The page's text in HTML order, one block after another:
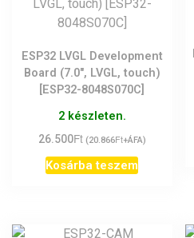
ESP32 LVGL Development
Board (7.0″, LVGL, touch)
[ESP32-8048S070C]
2 készleten.
26.500Ft (20.866Ft+ÁFA)
Kosárba teszem